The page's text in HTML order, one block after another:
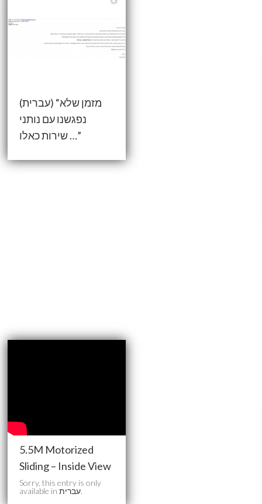
(עברית) “מזמן שלא
נפגשנו עם נותני
שירות כאלו …”
5.5M Motorized
Sliding – Inside View
Sorry, this entry is only
available inעברית.